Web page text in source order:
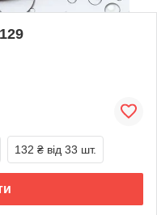
132 ₴ від 33 шт.